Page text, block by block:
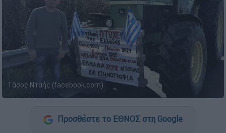
Τάσος Νταής (facebook.com)
Προσθέστε το ΕΘΝΟΣ στη Google